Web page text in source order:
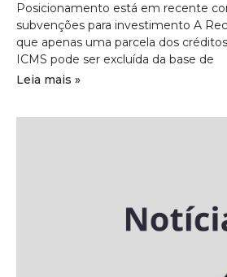
Posicionamento está em recente
subvenções para investimento A
que apenas uma parcela dos
ICMS pode ser excluída da base de
Leia mais »